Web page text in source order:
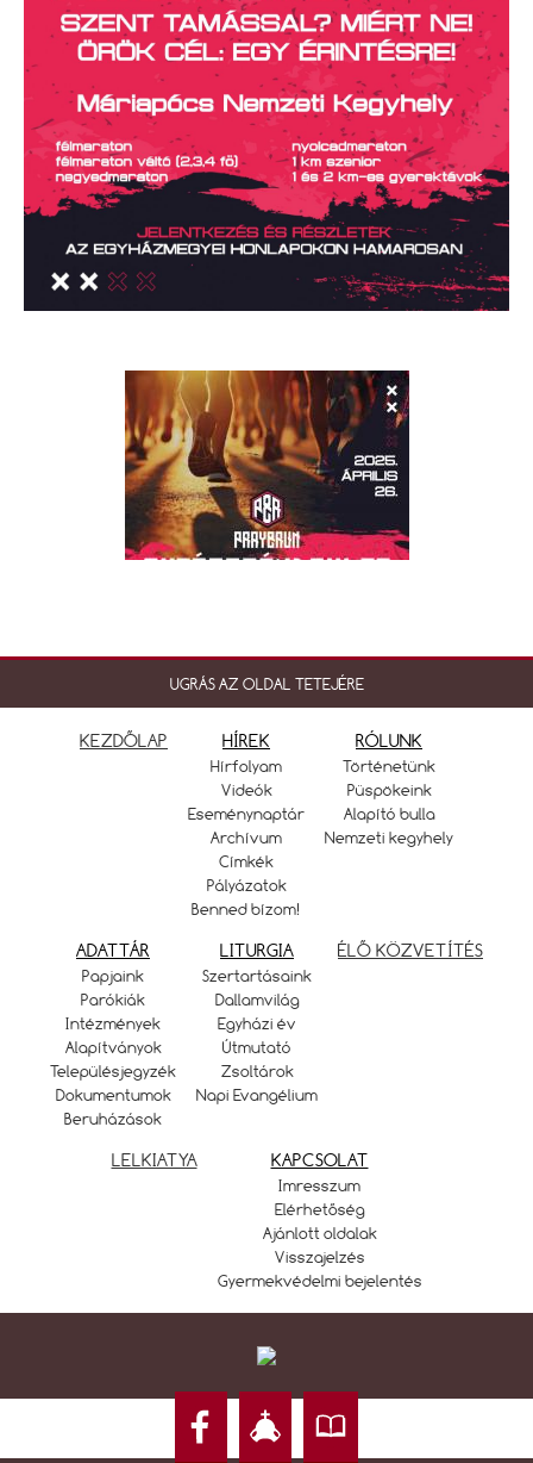
UGRÁS AZ OLDAL TETEJÉRE
KEZDŐLAP HÍREK
Hírfolyam
Videók
Eseménynaptár
Archívum
Címkék
Pályázatok
Benned bízom!
RÓLUNK
Történetünk
Püspökeink
Alapító bulla
Nemzeti kegyhely
ADATTÁR
Papjaink
Parókiák
Intézmények
Alapítványok
Településjegyzék
Dokumentumok
Beruházások
LITURGIA
Szertartásaink
Dallamvilág
Egyházi év
Útmutató
Zsoltárok
Napi Evangélium
ÉLŐ KÖZVETÍTÉS
LELKIATYA KAPCSOLAT
Imresszum
Elérhetőség
Ajánlott oldalak
Visszajelzés
Gyermekvédelmi bejelentés